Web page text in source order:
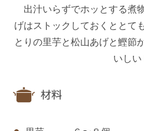
出汁いらずでホッとする煮
げはストックしておくととて
とりの里芋と松山あげと鰹節
いしい
材料